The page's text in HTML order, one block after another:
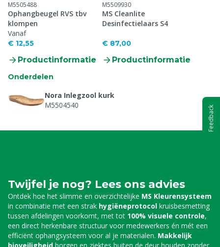
M5505488
Ophangbeugel RVS tbv
klompen
Vanaf
€ 12,55
Productinformatie
M5509930
MS Cleanlite
Desinfectielaars S4
€ 87,00
Productinformatie
Onderdelen
Nora Inlegzool kurk
M5504540
Twijfel je nog? Lees ons advies
Ontdek hoe het slimme en overzichtelijke MS Kleurensysteem
in combinatie met een strak hygiëneprotocol kruisbesmetting
tussen afdelingen voorkomt, met tot 100% visuele controle,
een direct herkenbare structuur voor medewerkers én mét een
efficiënt ophangsysteem voor al je materialen. Makkelijk
Feedback